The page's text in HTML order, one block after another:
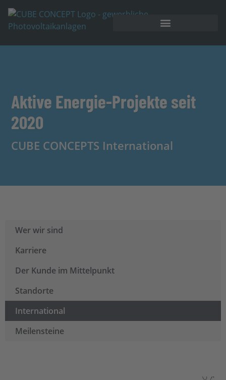
Aktive Energie-Projekte seit
2020
CUBE CONCEPTS International
Wer wir sind
Karriere
Der Kunde im Mittelpunkt
Standorte
International
Meilensteine